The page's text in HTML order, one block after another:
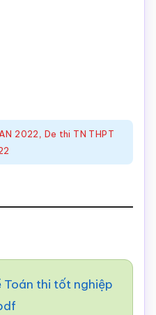
2022, De thi TN THPT
Toán thi tốt nghiệp